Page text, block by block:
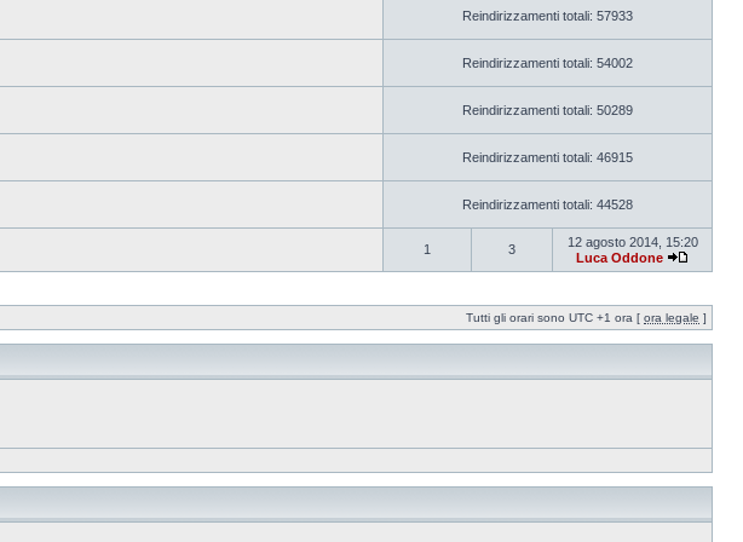
Reindirizzamenti totali: 57933
Reindirizzamenti totali: 54002
Reindirizzamenti totali: 50289
Reindirizzamenti totali: 46915
Reindirizzamenti totali: 44528
1 3
12 agosto 2014, 15:20
Luca Oddone
Tutti gli orari sono UTC +1 ora [ ora legale ]